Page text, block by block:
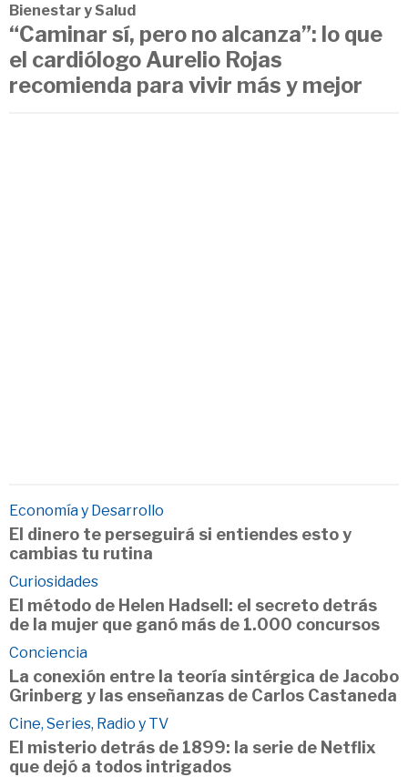
Bienestar y Salud
“Caminar sí, pero no alcanza”: lo que
el cardiólogo Aurelio Rojas
recomienda para vivir más y mejor
Economía y Desarrollo
El dinero te perseguirá si entiendes esto y
cambias tu rutina
Curiosidades
El método de Helen Hadsell: el secreto detrás
de la mujer que ganó más de 1.000 concursos
Conciencia
La conexión entre la teoría sintérgica de Jacobo
Grinberg y las enseñanzas de Carlos Castaneda
Cine, Series, Radio y TV
El misterio detrás de 1899: la serie de Netflix
que dejó a todos intrigados